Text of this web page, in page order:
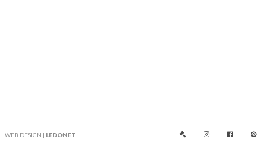
WEB DESIGN | LEDONET    